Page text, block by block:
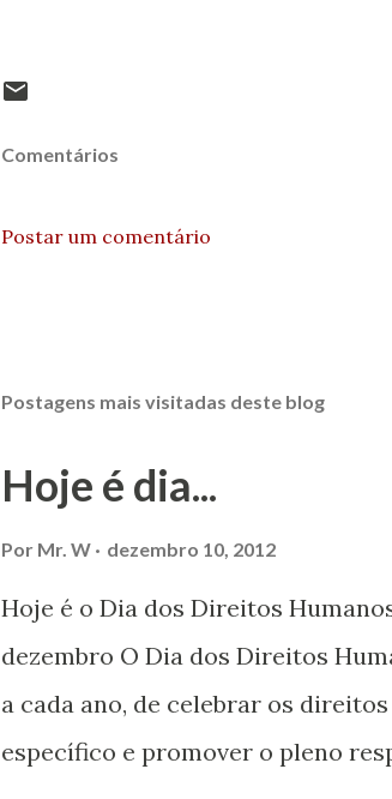
Comentários
Postar um comentário
Postagens mais visitadas deste blog
Hoje é dia...
Por Mr. W dezembro 10, 2012
Hoje é o Dia dos Direitos
dezembro O Dia dos Direitos
a cada ano, de celebrar os
específico e promover o pleno